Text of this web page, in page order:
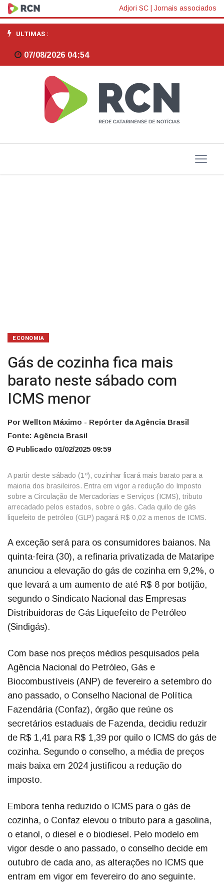
Gás
de
cozinha
barato
neste
Adjori SC Jornais associados
ULTIMAS :
07/08/2026 04:54
ECONOMIA
Gás de cozinha fica mais
barato neste sábado com
ICMS menor
Por Wellton Máximo - Repórter da Agência Brasil
Fonte: Agência Brasil
Publicado 01/02/2025 09:59
A partir deste sábado (1º), cozinhar ficará mais barato para a
maioria dos brasileiros. Entra em vigor a redução do Imposto
sobre a Circulação de Mercadorias e Serviços (ICMS), tributo
arrecadado pelos estados, sobre o gás. Cada quilo de gás
liquefeito de petróleo (GLP) pagará R$ 0,02 a menos de ICMS.
A exceção será para os consumidores baianos. Na
quinta-feira (30), a refinaria privatizada de Mataripe
anunciou a elevação do gás de cozinha em 9,2%, o
que levará a um aumento de até R$ 8 por botijão,
segundo o Sindicato Nacional das Empresas
Distribuidoras de Gás Liquefeito de Petróleo
(Sindigás).
Com base nos preços médios pesquisados pela
Agência Nacional do Petróleo, Gás e
Biocombustíveis (ANP) de fevereiro a setembro do
ano passado, o Conselho Nacional de Política
Fazendária (Confaz), órgão que reúne os
secretários estaduais de Fazenda, decidiu reduzir
de R$ 1,41 para R$ 1,39 por quilo o ICMS do gás de
cozinha. Segundo o conselho, a média de preços
mais baixa em 2024 justificou a redução do
imposto.
Embora tenha reduzido o ICMS para o gás de
cozinha, o Confaz elevou o tributo para a gasolina,
o etanol, o diesel e o biodiesel. Pelo modelo em
vigor desde o ano passado, o conselho decide em
outubro de cada ano, as alterações no ICMS que
entram em vigor em fevereiro do ano seguinte.